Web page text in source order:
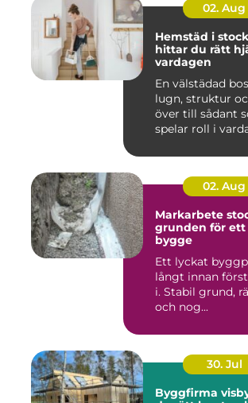
02. Aug
Hemstäd i
hittar du rätt
vardagen
En välstädad
lugn, struktur
över till sådant
spelar roll i
02. Aug
Markarbete
grunden för
bygge
Ett lyckat
långt innan
i. Stabil grund,
och nog...
30. Jul
Byggfirma visby så